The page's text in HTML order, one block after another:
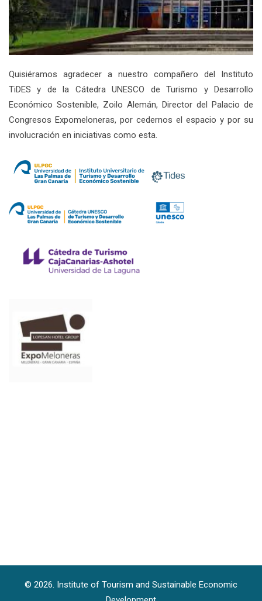
Quisiéramos agradecer a nuestro compañero del Instituto
TiDES y de la Cátedra UNESCO de Turismo y Desarrollo
Económico Sostenible, Zoilo Alemán, Director del Palacio de
Congresos Expomeloneras, por cedernos el espacio y por su
involucración en iniciativas como esta.
© 2026. Institute of Tourism and Sustainable Economic